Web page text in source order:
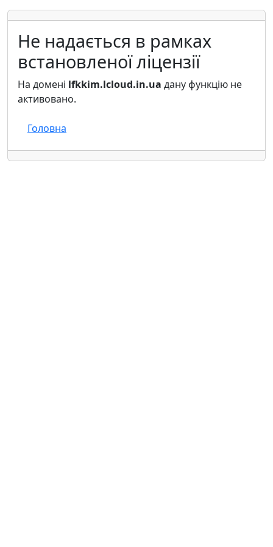
Не надається в рамках
встановленої ліцензії
На домені lfkkim.lcloud.in.ua дану функцію не
активовано.
Головна